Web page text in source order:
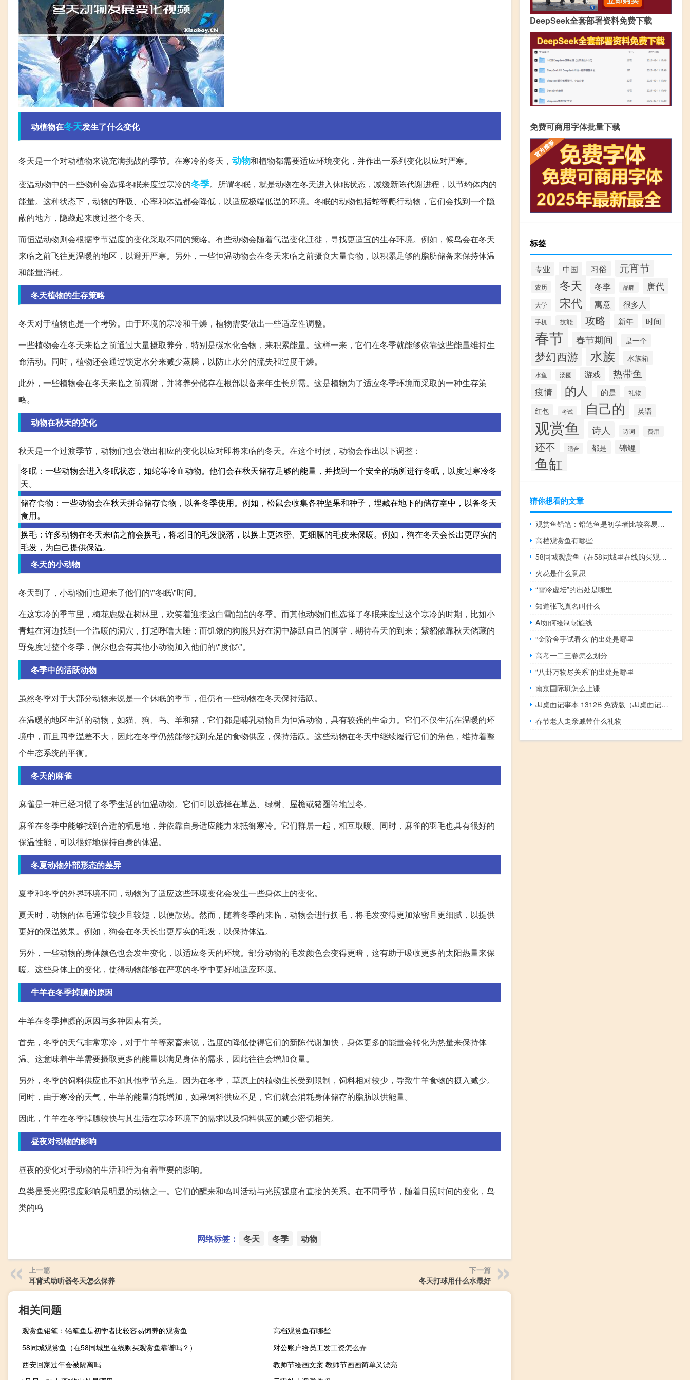
动植物在冬天发生了什么变化
冬天是一个对动植物来说充满挑战的季节。在寒冷的冬天， 动物和植物都需要适应环境变化，并作出一系列变化以应对严寒。
变温动物中的一些物种会选择冬眠来度过寒冷的冬季。所谓冬眠，就是动物在冬天进入休眠状态，减缓新陈代谢进程，以节约体内的
能量。这种状态下，动物的呼吸、心率和体温都会降低，以适应极端低温的环境。冬眠的动物包括蛇等爬行动物，它们会找到一个隐
蔽的地方，隐藏起来度过整个冬天。
而恒温动物则会根据季节温度的变化采取不同的策略。有些动物会随着气温变化迁徙，寻找更适宜的生存环境。例如，候鸟会在冬天
来临之前飞往更温暖的地区，以避开严寒。另外，一些恒温动物会在冬天来临之前摄食大量食物，以积累足够的脂肪储备来保持体温
和能量消耗。
冬天植物的生存策略
冬天对于植物也是一个考验。由于环境的寒冷和干燥，植物需要做出一些适应性调整。
一些植物会在冬天来临之前通过大量摄取养分，特别是碳水化合物，来积累能量。这样一来，它们在冬季就能够依靠这些能量维持生
命活动。同时，植物还会通过锁定水分来减少蒸腾，以防止水分的流失和过度干燥。
此外，一些植物会在冬天来临之前凋谢，并将养分储存在根部以备来年生长所需。这是植物为了适应冬季环境而采取的一种生存策
略。
动物在秋天的变化
秋天是一个过渡季节，动物们也会做出相应的变化以应对即将来临的冬天。在这个时候，动物会作出以下调整：
冬眠：一些动物会进入冬眠状态，如蛇等冷血动物。他们会在秋天储存足够的能量，并找到一个安全的场所进行冬眠，以度过寒冷冬
天。
储存食物：一些动物会在秋天拼命储存食物，以备冬季使用。例如，松鼠会收集各种坚果和种子，埋藏在地下的储存室中，以备冬天
食用。
换毛：许多动物在冬天来临之前会换毛，将老旧的毛发脱落，以换上更浓密、更细腻的毛皮来保暖。例如，狗在冬天会长出更厚实的
毛发，为自己提供保温。
冬天的小动物
冬天到了，小动物们也迎来了他们的\"冬眠\"时间。
在这寒冷的季节里，梅花鹿躲在树林里，欢笑着迎接这白雪皑皑的冬季。而其他动物们也选择了冬眠来度过这个寒冷的时期，比如小
青蛙在河边找到一个温暖的洞穴，打起呼噜大睡；而饥饿的狗熊只好在洞中舔舐自己的脚掌，期待春天的到来；紫貂依靠秋天储藏的
野兔度过整个冬季，偶尔也会有其他小动物加入他们的\"度假\"。
冬季中的活跃动物
虽然冬季对于大部分动物来说是一个休眠的季节，但仍有一些动物在冬天保持活跃。
在温暖的地区生活的动物，如猫、狗、鸟、羊和猪，它们都是哺乳动物且为恒温动物，具有较强的生命力。它们不仅生活在温暖的环
境中，而且四季温差不大，因此在冬季仍然能够找到充足的食物供应，保持活跃。这些动物在冬天中继续履行它们的角色，维持着整
个生态系统的平衡。
冬天的麻雀
麻雀是一种已经习惯了冬季生活的恒温动物。它们可以选择在草丛、绿树、屋檐或猪圈等地过冬。
麻雀在冬季中能够找到合适的栖息地，并依靠自身适应能力来抵御寒冷。它们群居一起，相互取暖。同时，麻雀的羽毛也具有很好的
保温性能，可以很好地保持自身的体温。
冬夏动物外部形态的差异
夏季和冬季的外界环境不同，动物为了适应这些环境变化会发生一些身体上的变化。
夏天时，动物的体毛通常较少且较短，以便散热。然而，随着冬季的来临，动物会进行换毛，将毛发变得更加浓密且更细腻，以提供
更好的保温效果。例如，狗会在冬天长出更厚实的毛发，以保持体温。
另外，一些动物的身体颜色也会发生变化，以适应冬天的环境。部分动物的毛发颜色会变得更暗，这有助于吸收更多的太阳热量来保
暖。这些身体上的变化，使得动物能够在严寒的冬季中更好地适应环境。
牛羊在冬季掉膘的原因
牛羊在冬季掉膘的原因与多种因素有关。
首先，冬季的天气非常寒冷，对于牛羊等家畜来说，温度的降低使得它们的新陈代谢加快，身体更多的能量会转化为热量来保持体
温。这意味着牛羊需要摄取更多的能量以满足身体的需求，因此往往会增加食量。
另外，冬季的饲料供应也不如其他季节充足。因为在冬季，草原上的植物生长受到限制，饲料相对较少，导致牛羊食物的摄入减少。
同时，由于寒冷的天气，牛羊的能量消耗增加，如果饲料供应不足，它们就会消耗身体储存的脂肪以供能量。
因此，牛羊在冬季掉膘较快与其生活在寒冷环境下的需求以及饲料供应的减少密切相关。
昼夜对动物的影响
昼夜的变化对于动物的生活和行为有着重要的影响。
鸟类是受光照强度影响最明显的动物之一。它们的醒来和鸣叫活动与光照强度有直接的关系。在不同季节，随着日照时间的变化，鸟
类的鸣
网络标签： 冬天 冬季 动物
上一篇
耳背式助听器冬天怎么保养
下一篇
冬天打球用什么水最好
相关问题
观赏鱼铅笔：铅笔鱼是初学者比较容易饲养的观赏鱼
高档观赏鱼有哪些
58同城观赏鱼（在58同城里在线购买观赏鱼靠谱吗？）
对公账户给员工发工资怎么弄
西安回家过年会被隔离吗
教师节绘画文案 教师节画画简单又漂亮
DeepSeek全套部署资料免费下载
免费可商用字体批量下载
标签
专业 中国 习俗 元宵节
农历 冬天 冬季 品牌 唐代
大学 宋代 寓意 很多人
手机 技能 攻略 新年 时间
春节 春节期间 是一个
梦幻西游 水族 水族箱
水鱼 汤圆 游戏 热带鱼
疫情 的人 的是 礼物
红包 考试 自己的 英语
观赏鱼 诗人 诗词 费用
还不 适合 都是 锦鲤
鱼缸
猜你想看的文章
观赏鱼铅笔：铅笔鱼是初学者比较容易饲养的观赏鱼
高档观赏鱼有哪些
58同城观赏鱼（在58同城里在线购买观赏鱼靠谱吗？）
火花是什么意思
“雪冷虚坛”的出处是哪里
知道张飞真名叫什么
AI如何绘制螺旋线
“金阶舍手试看么”的出处是哪里
高考一二三卷怎么划分
“八卦万物尽关系”的出处是哪里
南京国际班怎么上课
JJ桌面记事本 1312B 免费版（JJ桌面记事本 1312B 免费版功能简介）
春节老人走亲戚带什么礼物